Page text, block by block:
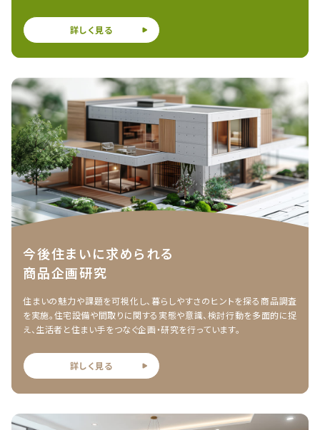
詳しく見る
今後住まいに求められる
商品企画研究
住まいの魅力や課題を可視化し、暮らしやすさのヒントを探る商品調査
を実施。住宅設備や間取りに関する実態や意識、検討行動を多面的に捉
え、生活者と住まい手をつなぐ企画・研究を行っています。
詳しく見る